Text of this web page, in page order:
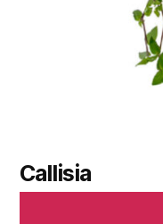
Callisia